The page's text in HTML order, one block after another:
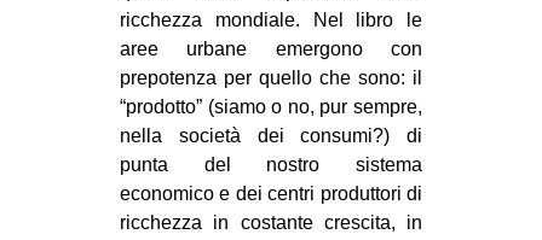
ricchezza mondiale. Nel libro le
aree urbane emergono con
prepotenza per quello che sono: il
“prodotto” (siamo o no, pur sempre,
nella società dei consumi?) di
punta del nostro sistema
economico e dei centri produttori di
ricchezza in costante crescita, in